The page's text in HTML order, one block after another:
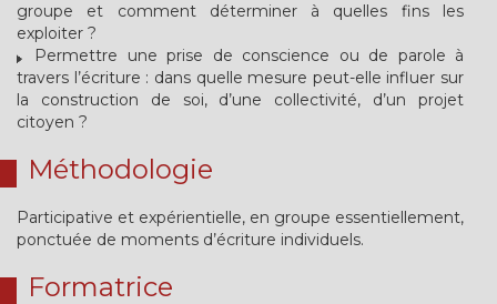
groupe et comment déterminer à quelles fins les
exploiter ?
Permettre une prise de conscience ou de parole à
travers l’écriture : dans quelle mesure peut-elle influer sur
la construction de soi, d’une collectivité, d’un projet
citoyen ?
Méthodologie
Participative et expérientielle, en groupe essentiellement,
ponctuée de moments d’écriture individuels.
Formatrice